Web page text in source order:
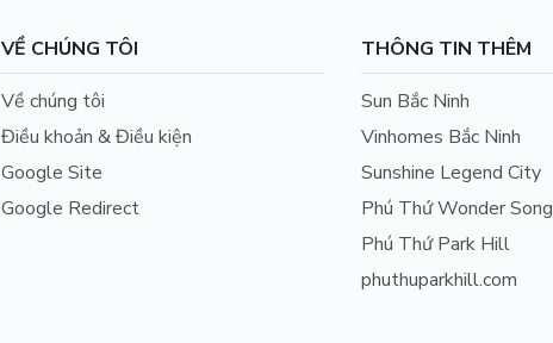
VỀ CHÚNG TÔI
Về chúng tôi
Điều khoản & Điều kiện
Google Site
Google Redirect
THÔNG TIN THÊM
Sun Bắc Ninh
Vinhomes Bắc Ninh
Sunshine Legend City
Phú Thứ Wonder Song
Phú Thứ Park Hill
phuthuparkhill.com